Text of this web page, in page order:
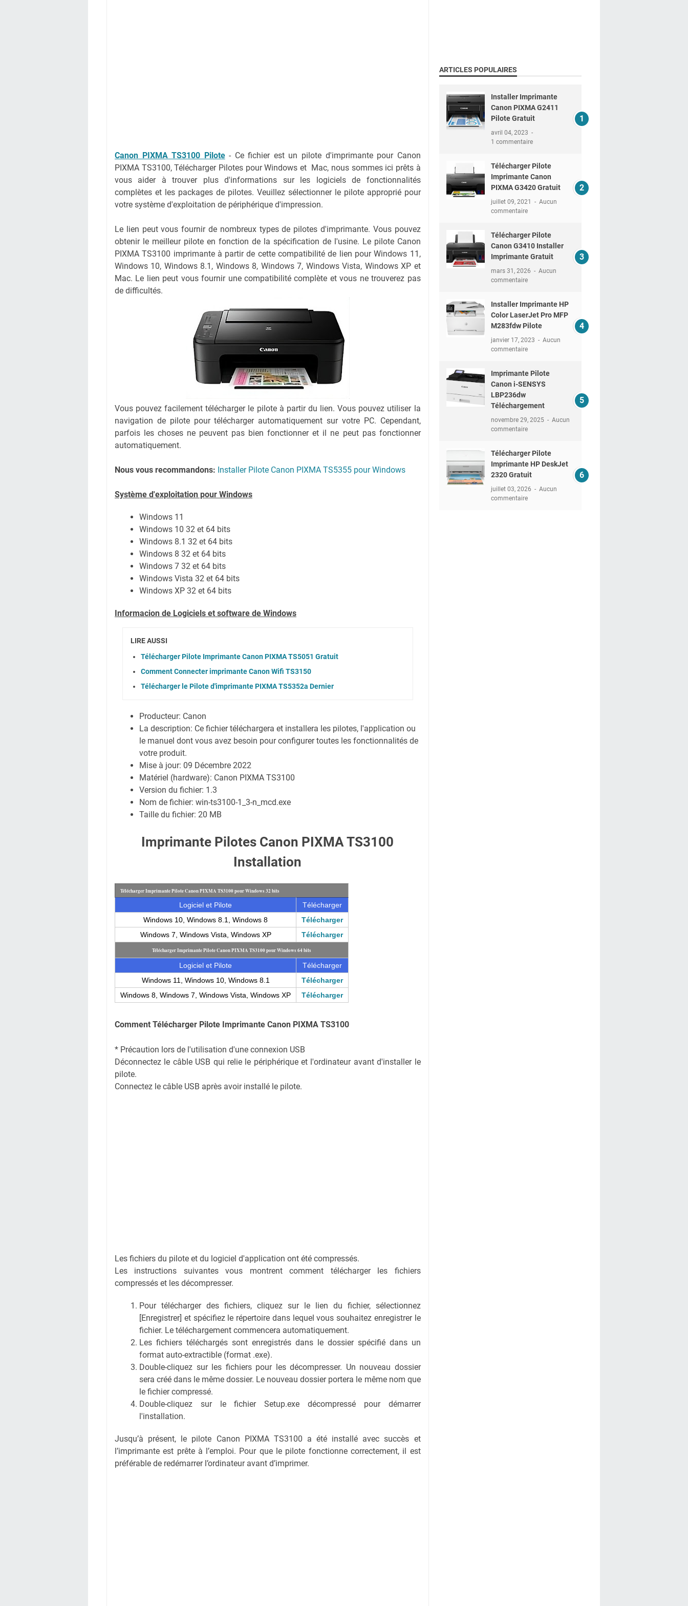
Canon PIXMA TS3100 Pilote - Ce fichier est un pilote d'imprimante pour Canon
PIXMA TS3100, Télécharger Pilotes pour Windows et Mac, nous sommes ici prêts à
vous aider à trouver plus d'informations sur les logiciels de fonctionnalités
complètes et les packages de pilotes. Veuillez sélectionner le pilote approprié pour
votre système d'exploitation de périphérique d'impression.
Le lien peut vous fournir de nombreux types de pilotes d'imprimante. Vous pouvez
obtenir le meilleur pilote en fonction de la spécification de l'usine. Le pilote Canon
PIXMA TS3100 imprimante à partir de cette compatibilité de lien pour Windows 11,
Windows 10, Windows 8.1, Windows 8, Windows 7, Windows Vista, Windows XP et
Mac. Le lien peut vous fournir une compatibilité complète et vous ne trouverez pas
de difficultés.
Vous pouvez facilement télécharger le pilote à partir du lien.Vous pouvez utiliser la
navigation de pilote pour télécharger automatiquement sur votre PC. Cependant,
parfois les choses ne peuvent pas bien fonctionner et il ne peut pas fonctionner
automatiquement.
Nous vous recommandons: Installer Pilote Canon PIXMA TS5355 pour Windows
Système d'exploitation pour Windows
Windows 11
Windows 10 32 et 64 bits
Windows 8.1 32 et 64 bits
Windows 8 32 et 64 bits
Windows 7 32 et 64 bits
Windows Vista 32 et 64 bits
Windows XP 32 et 64 bits
Informacion de Logiciels et software de Windows
LIRE AUSSI
Télécharger Pilote Imprimante Canon PIXMA TS5051 Gratuit
Comment Connecter imprimante Canon Wifi TS3150
Télécharger le Pilote d'imprimante PIXMA TS5352a Dernier
Producteur: Canon
La description: Ce fichier téléchargera et installera les pilotes, l'application ou
le manuel dont vous avez besoin pour configurer toutes les fonctionnalités de
votre produit.
Mise à jour: 09 Décembre 2022
Matériel (hardware): Canon PIXMA TS3100
Version du fichier: 1.3
Nom de fichier: win-ts3100-1_3-n_mcd.exe
Taille du fichier: 20 MB
Imprimante Pilotes Canon PIXMA TS3100
Installation
Télécharger Imprimante Pilote Canon PIXMA TS3100 pour Windows 32 bits
Logiciel et Pilote
Télécharger
Windows 10, Windows 8.1, Windows 8
Télécharger
Windows 7, Windows Vista, Windows XP
Télécharger
Télécharger Imprimante Pilote Canon PIXMA TS3100 pour Windows 64 bits
Logiciel et Pilote
Télécharger
Windows 11, Windows 10, Windows 8.1
Télécharger
Windows 8, Windows 7, Windows Vista, Windows XP
Télécharger
Comment Télécharger Pilote Imprimante Canon PIXMA TS3100
* Précaution lors de l'utilisation d'une connexion USB
Déconnectez le câble USB qui relie le périphérique et l'ordinateur avant d'installer le
pilote.
Connectez le câble USB après avoir installé le pilote.
Les fichiers du pilote et du logiciel d'application ont été compressés.
Les instructions suivantes vous montrent comment télécharger les fichiers
compressés et les décompresser.
Pour télécharger des fichiers, cliquez sur le lien du fichier, sélectionnez
[Enregistrer] et spécifiez le répertoire dans lequel vous souhaitez enregistrer le
fichier. Le téléchargement commencera automatiquement.
Les fichiers téléchargés sont enregistrés dans le dossier spécifié dans un
format auto-extractible (format .exe).
Double-cliquez sur les fichiers pour les décompresser. Un nouveau dossier
sera créé dans le même dossier. Le nouveau dossier portera le même nom que
le fichier compressé.
Double-cliquez sur le fichier Setup.exe décompressé pour démarrer
l'installation.
Jusqu’à présent, le pilote Canon PIXMA TS3100 a été installé avec succès et
l’imprimante est prête à l’emploi. Pour que le pilote fonctionne correctement, il est
préférable de redémarrer l’ordinateur avant d’imprimer.
ARTICLES POPULAIRES
Installer Imprimante
Canon PIXMA G2411
Pilote Gratuit
avril 04, 2023
1 commentaire
Télécharger Pilote
Imprimante Canon
PIXMA G3420 Gratuit
juillet 09, 2021
Aucun
commentaire
Télécharger Pilote
Canon G3410 Installer
Imprimante Gratuit
mars 31, 2026
Aucun
commentaire
Installer Imprimante HP
Color LaserJet Pro MFP
M283fdw Pilote
janvier 17, 2023
Aucun
commentaire
Imprimante Pilote
Canon i-SENSYS
LBP236dw
Téléchargement
novembre 29, 2025
Aucun
commentaire
Télécharger Pilote
Imprimante HP DeskJet
2320 Gratuit
juillet 03, 2026
Aucun
commentaire